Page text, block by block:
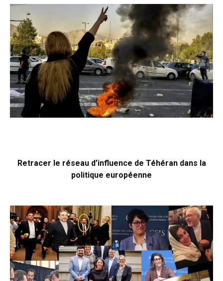
Retracer le réseau d’influence de Téhéran dans la
politique européenne